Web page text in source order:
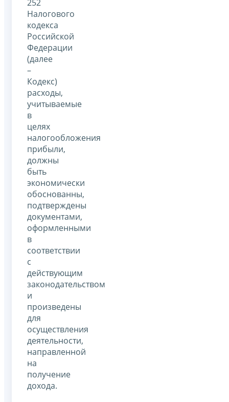
252
Налогового
кодекса
Российской
Федерации
(далее
–
Кодекс)
расходы,
учитываемые
в
целях
налогообложения
прибыли,
должны
быть
экономически
обоснованны,
подтверждены
документами,
оформленными
в
соответствии
с
действующим
законодательством
и
произведены
для
осуществления
деятельности,
направленной
на
получение
дохода.